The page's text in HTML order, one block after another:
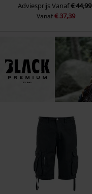
AdviesprijsVanaf€ 44,99
Vanaf€ 37,39